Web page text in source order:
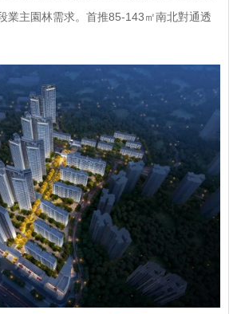
業主園林需求。首推85-143㎡南北對通透